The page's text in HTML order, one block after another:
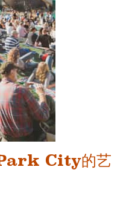
Park City的艺